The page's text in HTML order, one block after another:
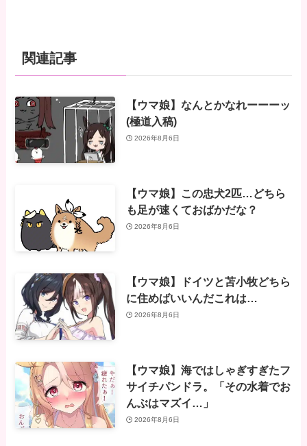
関連記事
【ウマ娘】なんとかなれーーーッ
(極道入稿)
2026年8月6日
【ウマ娘】この忠犬2匹…どちら
も足が速くておばかだな？
2026年8月6日
【ウマ娘】ドイツと苫小牧どちら
に住めばいいんだこれは…
2026年8月6日
【ウマ娘】海ではしゃぎすぎたフ
サイチパンドラ。「その水着でお
んぶはマズイ…」
2026年8月6日